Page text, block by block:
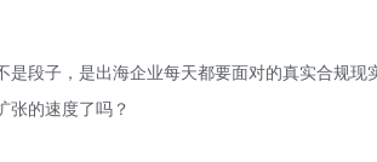
是段子，是出海企业每天都要面对的真实合规
张的速度了吗？